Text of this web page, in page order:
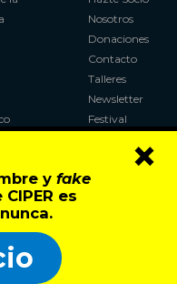
y fake
es
×
Nosotros
Donaciones
Contacto
Talleres
Newsletter
Festival